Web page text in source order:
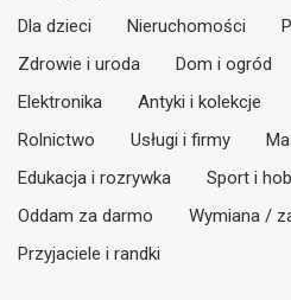
Dla dzieci
Nieruchomości
Zdrowie i uroda
Dom i ogród
Elektronika
Antyki i kolekcje
Rolnictwo
Usługi i firmy
Edukacja i rozrywka
Sport i
Oddam za darmo
Wymiana /
Przyjaciele i randki